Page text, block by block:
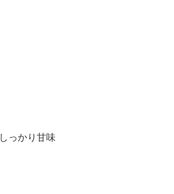
しっかり 甘味